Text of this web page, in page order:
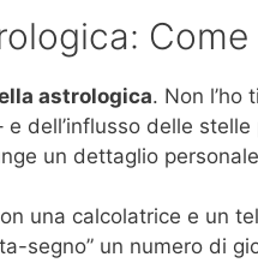
Come
astrologica. Non
dell’influsso delle
un dettaglio
una calcolatrice e un
segno” un numero di